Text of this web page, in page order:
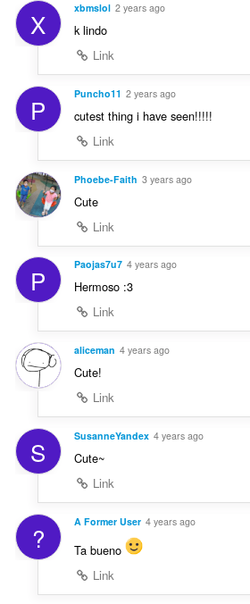
X xbmslol 2 years ago
k lindo
Link
P Puncho11 2 years ago
cutest thing i have seen!!!!!
Link
Phoebe-Faith 3 years ago
Cute
Link
P Paojas7u7 4 years ago
Hermoso :3
Link
aliceman 4 years ago
Cute!
Link
S SusanneYandex 4 years ago
Cute~
Link
? A Former User 4 years ago
Ta bueno
Link